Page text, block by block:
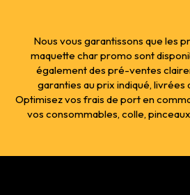
Nous vous garantissons que les
maquette char promo sont
également des pré-ventes
garanties au prix indiqué, livrées
Optimisez vos frais de port en
vos consommables, colle,